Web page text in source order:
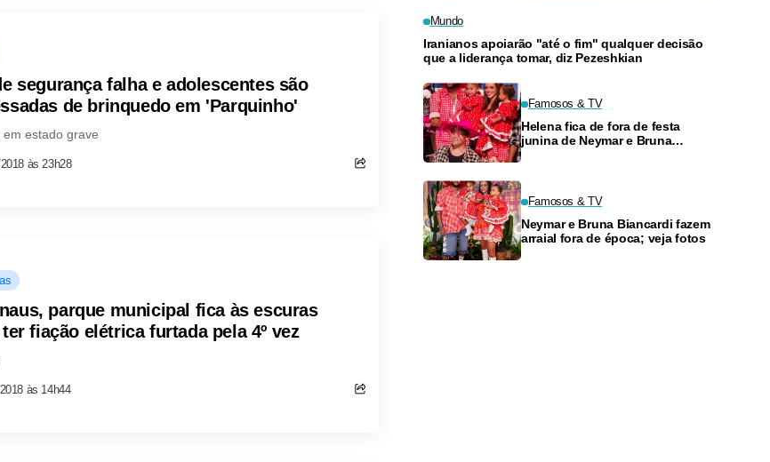
segurança falha e adolescentes são
de brinquedo em 'Parquinho'
em estado grave
às 23h28
parque municipal fica às escuras
fiação elétrica furtada pela 4º vez
às 14h44
Mundo
Iranianos apoiarão "até o fim" qualquer decisão
que a liderança tomar, diz Pezeshkian
Famosos & TV
Helena fica de fora de festa
junina de Neymar e Bruna
Famosos & TV
Neymar e Bruna Biancardi fazem
arraial fora de época; veja fotos